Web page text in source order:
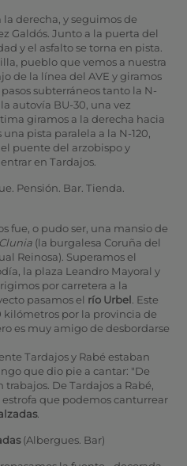
derecha, y seguimos de
Galdós. Junto a la puerta del
y el asfalto se torna en pista.
pueblo que vemos a nuestra
de la línea del AVE y giramos
subterráneos tanto la N-
autovía BU-30, una vez
giramos a la derecha hacia
pista paralela a la N-120,
puente del arzobispo y
en Tardajos.
Pensión. Bar. Tienda.
fue, o pudo ser, una mansio de
Clunia(la burgalesa Coruña del
Reinosa). Superamos el
la plaza Leandro Mayoral y
por carretera a la
pasamos el río Urbel . Este
kilómetros por la provincia de
es muy amigo de desbordarse
Tardajos y Rabé estaban
que dio pie a cantar: "De
De Tardajos a Rabé,
que podemos canturrear
.
(Albergues. Bar)